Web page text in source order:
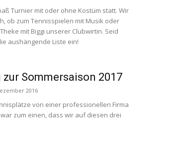
Turnier mit oder ohne Kostüm statt. Wir
ob zum Tennisspielen mit Musik oder
mit Biggi unserer Clubwirtin. Seid
aushängende Liste ein!
Sommersaison 2017
2016
von einer professionellen Firma
zum einen, dass wir auf diesen drei